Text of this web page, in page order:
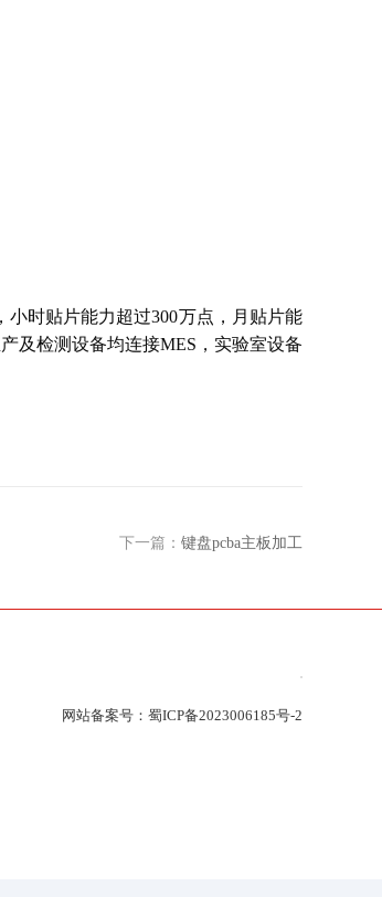
小时贴片能力超过300万点，月贴片能
及检测设备均连接MES，实验室设备
下一篇： 键盘pcba主板加工
网站备案号： 蜀ICP备2023006185号-2